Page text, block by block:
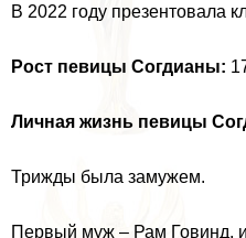
В 2022 году презентовала
Рост певицы Согдианы:
Личная жизнь певицы
Трижды была замужем.
Первый муж – Рам Говинд,